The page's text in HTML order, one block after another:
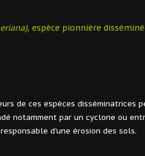
, espèce pionnière
de ces espèces disséminatrices
notamment par un cyclone ou
d'une érosion des sols.